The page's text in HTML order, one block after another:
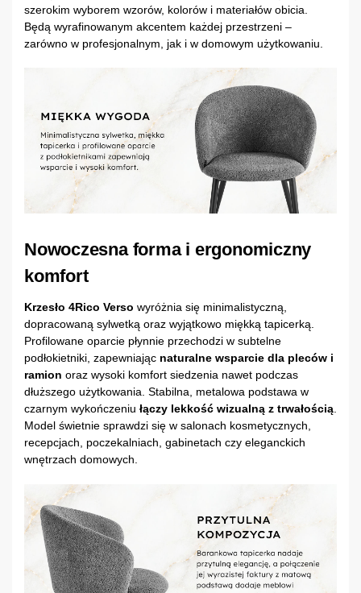
szerokim wyborem wzorów, kolorów i materiałów obicia.
Będą wyrafinowanym akcentem każdej przestrzeni –
zarówno w profesjonalnym, jak i w domowym użytkowaniu.
Nowoczesna forma i ergonomiczny
komfort
Krzesło 4Rico Verso wyróżnia się minimalistyczną,
dopracowaną sylwetką oraz wyjątkowo miękką tapicerką.
Profilowane oparcie płynnie przechodzi w subtelne
podłokietniki, zapewniając naturalne wsparcie dla pleców i
ramion oraz wysoki komfort siedzenia nawet podczas
dłuższego użytkowania. Stabilna, metalowa podstawa w
czarnym wykończeniu łączy lekkość wizualną z trwałością
Model świetnie sprawdzi się w salonach kosmetycznych,
recepcjach, poczekalniach, gabinetach czy eleganckich
wnętrzach domowych.